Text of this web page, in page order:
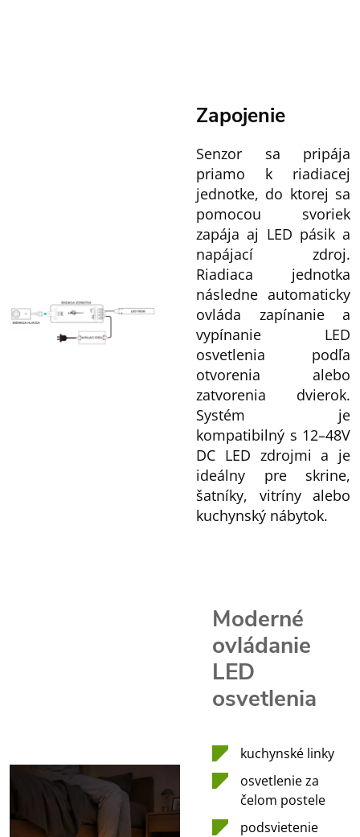
Zapojenie
Senzor sa pripája
priamo k riadiacej
jednotke, do ktorej sa
pomocou svoriek
zapája aj LED pásik a
napájací zdroj.
Riadiaca jednotka
následne automaticky
ovláda zapínanie a
vypínanie LED
osvetlenia podľa
otvorenia alebo
zatvorenia dvierok.
Systém je
kompatibilný s 12–48V
DC LED zdrojmi a je
ideálny pre skrine,
šatníky, vitríny alebo
kuchynský nábytok.
Moderné
ovládanie
LED
osvetlenia
kuchynské linky
osvetlenie za
čelom postele
podsvietenie